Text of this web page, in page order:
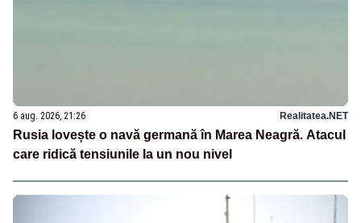
6 aug. 2026, 21:26 Realitatea.NET
Rusia lovește o navă germană în Marea Neagră. Atacul
care ridică tensiunile la un nou nivel